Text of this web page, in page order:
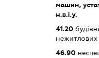
машин,
н.в.і.у.
41.20
нежитлових
46.90